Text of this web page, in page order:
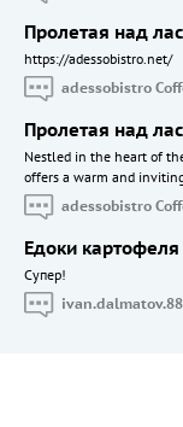
Пролетая над
https://adessobistro.net/
adessobistro
Пролетая над
Nestled in the heart of
offers a warm and
adessobistro
Едоки картофеля
Cупер!
ivan.dalmatov.88